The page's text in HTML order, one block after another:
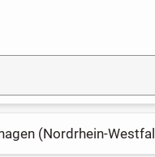
(Nordrhein-